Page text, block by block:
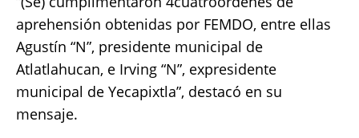
aprehensión obtenidas por FEMDO, entre ellas
Agustín “N”, presidente municipal de
Atlatlahucan, e Irving “N”, expresidente
municipal de Yecapixtla”, destacó en su
mensaje.